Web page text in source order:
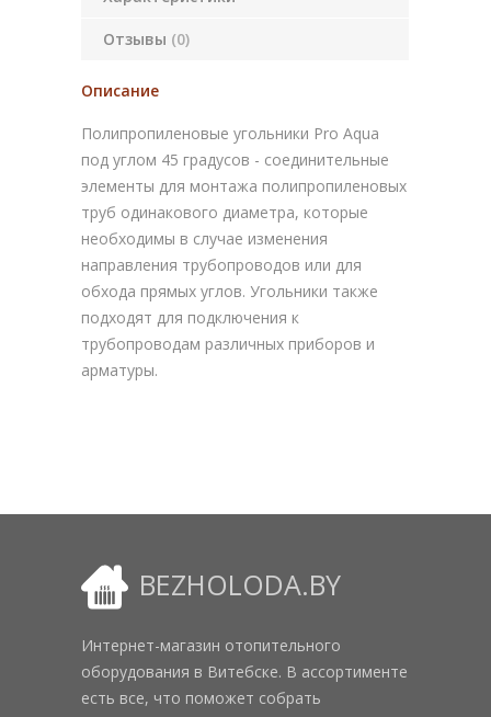
Отзывы (0)
Описание
Полипропиленовые угольники Pro Aqua
под углом 45 градусов - соединительные
элементы для монтажа полипропиленовых
труб одинакового диаметра, которые
необходимы в случае изменения
направления трубопроводов или для
обхода прямых углов. Угольники также
подходят для подключения к
трубопроводам различных приборов и
арматуры.
BEZHOLODA.BY
Интернет-магазин отопительного
оборудования в Витебске. В ассортименте
есть все, что поможет собрать